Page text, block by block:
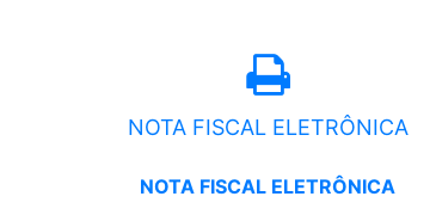
NOTA FISCAL ELETRÔNICA
NOTA FISCAL ELETRÔNICA